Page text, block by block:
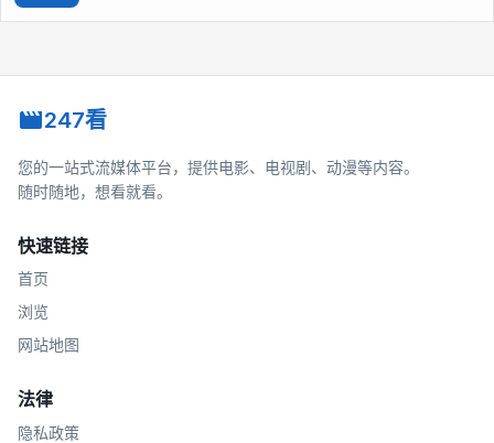
247看
您的一站式流媒体平台，提供电影、电视剧、动漫等内容。
随时随地，想看就看。
快速链接
首页
浏览
网站地图
法律
隐私政策